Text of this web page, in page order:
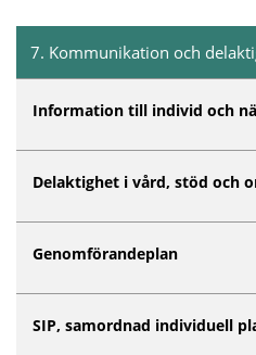
7. Kommunikation och
Information till individ och
Delaktighet i vård, stöd och
Genomförandeplan
SIP, samordnad individuell
Inget innehåll matchar dina